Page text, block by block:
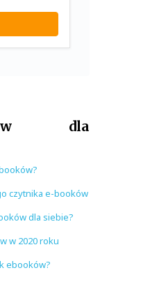
dla
czytnika e-booków
dla siebie?
w 2020 roku
ebooków?